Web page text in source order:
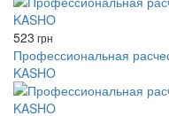
523 грн
Профессиональная
KASHO